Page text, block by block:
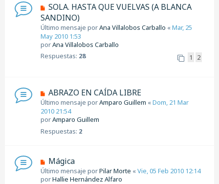
SOLA. HASTA QUE VUELVAS (A BLANCA
SANDINO)
Último mensaje porAna Villalobos Carballo «Mar, 25
May 2010 1:53
porAna Villalobos Carballo
Respuestas: 28 1 2
ABRAZO EN CAÍDA LIBRE
Último mensaje porAmparo Guillem «Dom, 21 Mar
2010 21:54
porAmparo Guillem
Respuestas: 2
Mágica
Último mensaje porPilar Morte «Vie, 05 Feb 2010 12:14
porHallie Hernández Alfaro